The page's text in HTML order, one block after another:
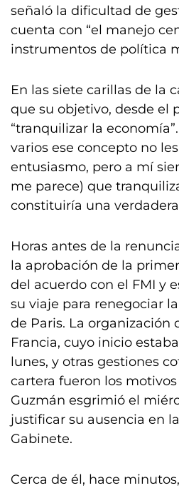
señaló la dificultad de
cuenta con “el manejo
instrumentos de política
En las siete carillas de la
que su objetivo, desde el
“tranquilizar la
varios ese concepto no
entusiasmo, pero a mí
me parece) que
constituiría una verdadera
Horas antes de la
la aprobación de la
del acuerdo con el FMI y
su viaje para renegociar
de Paris. La organización
Francia, cuyo inicio
lunes, y otras gestiones
cartera fueron los
Guzmán esgrimió el
justificar su ausencia en
Gabinete.
Cerca de él, hace